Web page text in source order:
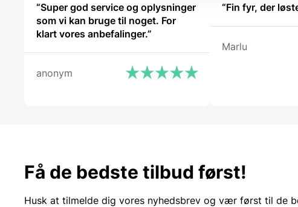
“Super god service og oplysninger
som vi kan bruge til noget. For
klart vores anbefalinger.”
anonym
“Fin fyr, der
Marlu
Få de bedste tilbud først!
Husk at tilmelde dig vores nyhedsbrev og vær først til de